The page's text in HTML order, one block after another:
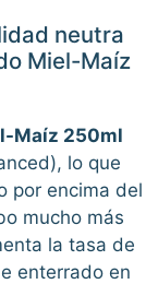
neutra
Miel-Maíz
Maíz 250ml
lo que
por encima del
mucho más
la tasa de
enterrado en